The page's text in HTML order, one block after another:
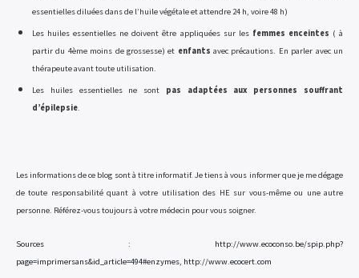
essentielles diluées dans de l’huile végétale et attendre 24 h, voire 48 h)
Les huiles essentielles ne doivent être appliquées sur lesfemmes enceintes ( à
partir du 4ème moins de grossesse) et enfants avec précautions. En parler avec un
thérapeute avant toute utilisation.
Les huiles essentielles ne sont pas adaptées aux personnes souffrant
d’épilepsie.
Les informations de ce blog sont à titre informatif. Je tiens à vous informer que je me dégage
de toute responsabilité quant à votre utilisation des HE sur vous-même ou une autre
personne. Référez-vous toujours à votre médecin pour vous soigner.
Sources : http://www.ecoconso.be/spip.php?
page=imprimersans&id_article=494#enzymes, http://www.ecocert.com